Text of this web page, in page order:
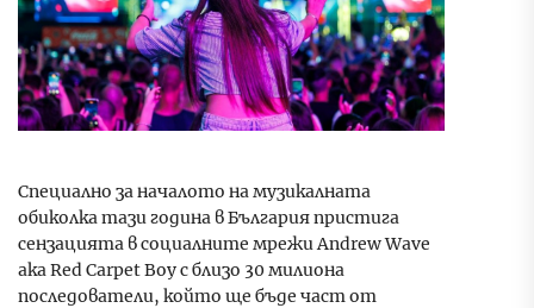
Специално за началото на музикалната
обиколка тази година в България пристига
сензацията в социалните мрежи Andrew Wave
aka Red Carpet Boy с близо 30 милиона
последователи, който ще бъде част от